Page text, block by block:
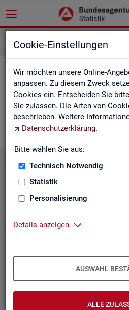
Cookie-Einstellungen
Wir möchten unsere Online-
anpassen. Zu diesem Zweck
Cookies ein. Entscheiden Sie
Sie zulassen. Die Arten von
beschrieben. Weitere
Datenschutzerklärung.
Bitte wählen Sie aus:
Technisch Notwendig
Statistik
Personalisierung
Details anzeigen
AUSWAHL
ALLE
Das sind die
Die Sta­tis­tik der BA sam­melt
Sie kön­nen auf die Fel­der kli­cken.
Sie kom­men dann zu den Infos